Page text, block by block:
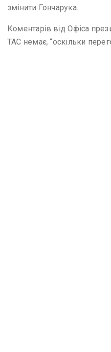
змінити Гончарука.
Коментарів від Офіса
ТАС немає, “оскільки